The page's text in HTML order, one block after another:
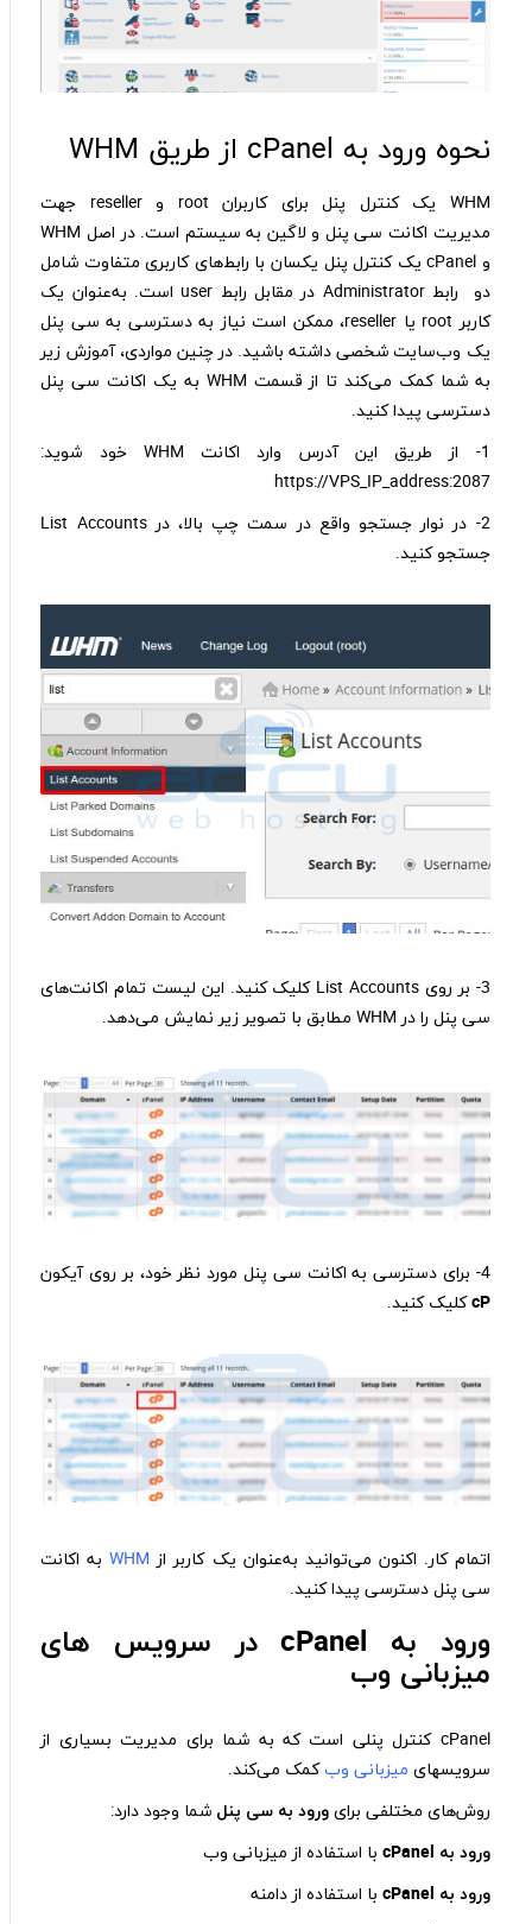
نحوه ورود به cPanel از طریق WHM
WHM یک کنترل پنل برای کاربران root و reseller جهت
مدیریت اکانت سی پنل و لاگین به سیستم است. در اصل WHM
و cPanel یک کنترل پنل یکسان با رابط‌های کاربری متفاوت شامل
دو رابط Administrator در مقابل رابط user است. به‌عنوان یک
کاربر root یا reseller، ممکن است نیاز به دسترسی به سی پنل
یک وب‌سایت شخصی داشته باشید. در چنین مواردی، آموزش زیر
به شما کمک می‌کند تا از قسمت WHM به یک اکانت سی پنل
دسترسی پیدا کنید.
1- از طریق این آدرس وارد اکانت WHM خود شوید:
https://VPS_IP_address:2087
2- در نوار جستجو واقع در سمت چپ بالا، در List Accounts
جستجو کنید.
3- بر روی List Accounts کلیک کنید. این لیست تمام اکانت‌های
سی پنل را در WHM مطابق با تصویر زیر نمایش می‌دهد.
4- برای دسترسی به اکانت سی پنل مورد نظر خود، بر روی آیکون
cPکلیک کنید.
اتمام کار. اکنون می‌توانید به‌عنوان یک کاربر از WHMبه اکانت
سی پنل دسترسی پیدا کنید.
ورود به cPanel در سرویس های
میزبانی وب
cPanel کنترل پنلی است که به شما برای مدیریت بسیاری از
سرویس‎های
میزبانی وبکمک می‌کند.
روش‌های مختلفی برایورود به سی پنل شما وجود دارد:
ورود به cPanel
با استفاده از میزبانی وب
ورود به cPanel
با استفاده از دامنه